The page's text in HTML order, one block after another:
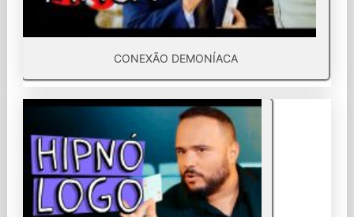
CONEXÃO DEMONÍACA